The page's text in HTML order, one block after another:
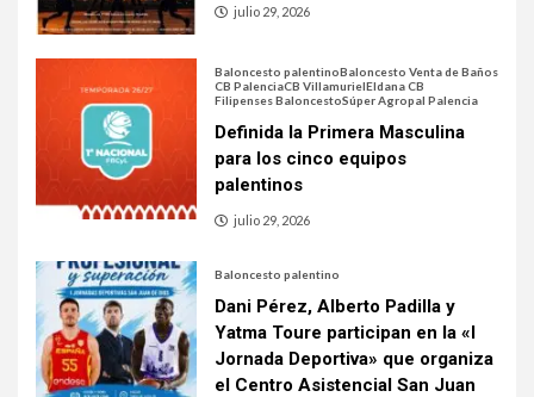
julio 29, 2026
Baloncesto palentinoBaloncesto Venta de Baños
CB PalenciaCB VillamurielEldana CB
Filipenses BaloncestoSúper Agropal Palencia
Definida la Primera Masculina
para los cinco equipos
palentinos
julio 29, 2026
Baloncesto palentino
Dani Pérez, Alberto Padilla y
Yatma Toure participan en la «I
Jornada Deportiva» que organiza
el Centro Asistencial San Juan